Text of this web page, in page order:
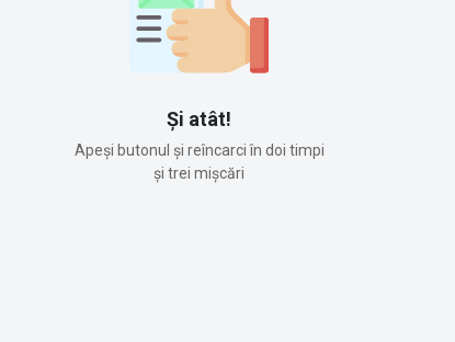
Și atât!
Apeși butonul și reîncarci în doi timpi
și trei mișcări